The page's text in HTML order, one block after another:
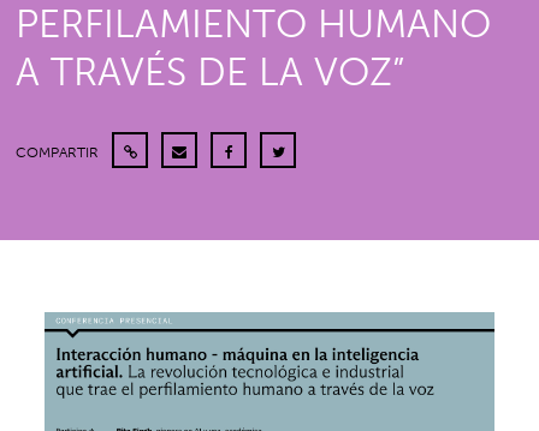
PERFILAMIENTO HUMANO
A TRAVÉS DE LA VOZ”
COMPARTIR